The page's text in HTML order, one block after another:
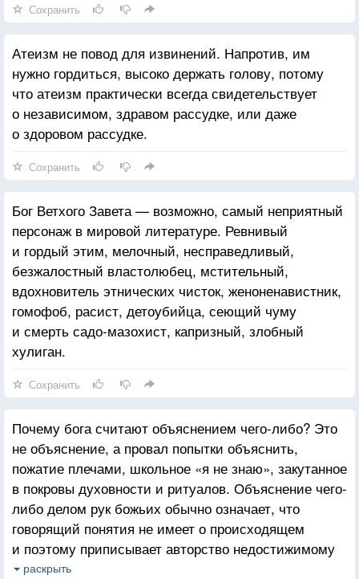
в раннем детстве, восприимчивость к его ужасным
деяниям притупилась. Но новичок, особенно не
утративший свежести впечатлений, способен
увидеть картину во всех подробностях.
Сохранить
Атеизм не повод для извинений. Напротив, им
нужно гордиться, высоко держать голову, потому
что атеизм практически всегда свидетельствует
о независимом, здравом рассудке, или даже
о здоровом рассудке.
Сохранить
Бог Ветхого Завета — возможно, самый неприятный
персонаж в мировой литературе. Ревнивый
и гордый этим, мелочный, несправедливый,
безжалостный властолюбец, мстительный,
вдохновитель этнических чисток, женоненавистник,
гомофоб, расист, детоубийца, сеющий чуму
и смерть садо-мазохист, капризный, злобный
хулиган.
Сохранить
Почему бога считают объяснением чего-либо? Это
не объяснение, а провал попытки объяснить,
пожатие плечами, школьное «я не знаю», закутанное
в покровы духовности и ритуалов. Объяснение чего-
либо делом рук божьих обычно означает, что
говорящий понятия не имеет о происходящем
и поэтому приписывает авторство недостижимому
и непостижимому небесному волшебнику.
раскрыть